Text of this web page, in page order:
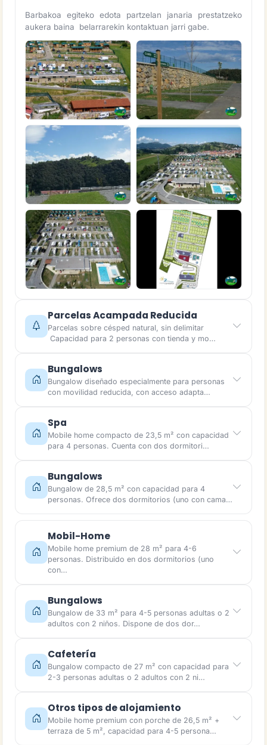
Barbakoa egiteko edota partzelan janaria prestatzeko
aukera baina belarrarekin kontaktuan jarri gabe.
Parcelas Acampada Reducida
Parcelas sobre césped natural, sin delimitar
Capacidad para 2 personas con tienda y mo…
Bungalows
Bungalow diseñado especialmente para personas
con movilidad reducida, con acceso adapta…
Spa
Mobile home compacto de 23,5 m² con capacidad
para 4 personas. Cuenta con dos dormitori…
Bungalows
Bungalow de 28,5 m² con capacidad para 4
personas. Ofrece dos dormitorios (uno con cama…
Mobil-Home
Mobile home premium de 28 m² para 4-6
personas. Distribuido en dos dormitorios (uno
con…
Bungalows
Bungalow de 33 m² para 4-5 personas adultas o 2
adultos con 2 niños. Dispone de dos dor…
Cafetería
Bungalow compacto de 27 m² con capacidad para
2-3 personas adultas o 2 adultos con 2 ni…
Otros tipos de alojamiento
Mobile home premium con porche de 26,5 m² +
terraza de 5 m², capacidad para 4-5 persona…